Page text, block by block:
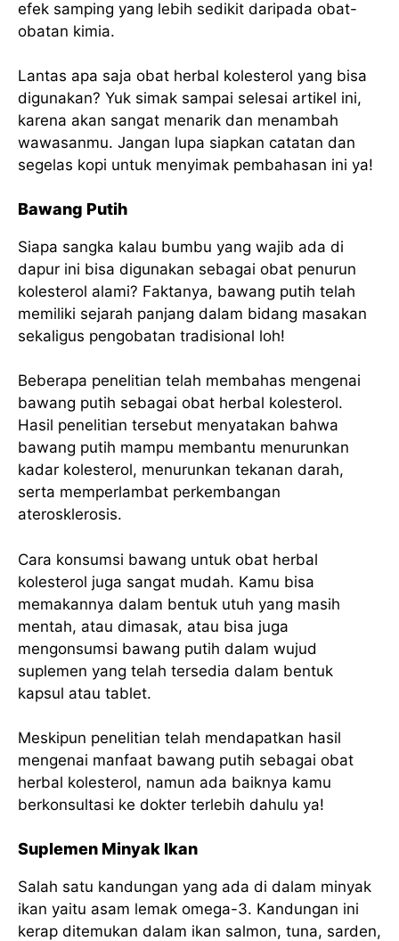
efek samping yang lebih sedikit daripada obat-
obatan kimia.
Lantas apa saja obat herbal kolesterol yang bisa
digunakan? Yuk simak sampai selesai artikel ini,
karena akan sangat menarik dan menambah
wawasanmu. Jangan lupa siapkan catatan dan
segelas kopi untuk menyimak pembahasan ini ya!
Bawang Putih
Siapa sangka kalau bumbu yang wajib ada di
dapur ini bisa digunakan sebagai obat penurun
kolesterol alami? Faktanya, bawang putih telah
memiliki sejarah panjang dalam bidang masakan
sekaligus pengobatan tradisional loh!
Beberapa penelitian telah membahas mengenai
bawang putih sebagai obat herbal kolesterol.
Hasil penelitian tersebut menyatakan bahwa
bawang putih mampu membantu menurunkan
kadar kolesterol, menurunkan tekanan darah,
serta memperlambat perkembangan
aterosklerosis.
Cara konsumsi bawang untuk obat herbal
kolesterol juga sangat mudah. Kamu bisa
memakannya dalam bentuk utuh yang masih
mentah, atau dimasak, atau bisa juga
mengonsumsi bawang putih dalam wujud
suplemen yang telah tersedia dalam bentuk
kapsul atau tablet.
Meskipun penelitian telah mendapatkan hasil
mengenai manfaat bawang putih sebagai obat
herbal kolesterol, namun ada baiknya kamu
berkonsultasi ke dokter terlebih dahulu ya!
Suplemen Minyak Ikan
Salah satu kandungan yang ada di dalam minyak
ikan yaitu asam lemak omega-3. Kandungan ini
kerap ditemukan dalam ikan salmon, tuna, sarden,